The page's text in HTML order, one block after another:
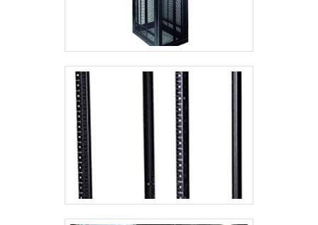
competentes e em equipamentos
inovadores. A Rack for Solution é uma
empresa que tem se destacado da
concorrência pela idoneidade em tudo
que faz, garantindo a melhor
experiência de todos os clientes.
se tenha guia de cabos vertical para
rack com eficiência. Ainda tratando-se
de guia de cabos vertical para rack, é
tenha produtos e serviços com ótima
qualidade e resistência, características
simples, mas que mostram o
comprometimento da empresa com
seus clientes.É por tudo isso que a
Rack for Solution é confiável no
segmento de comercialização de
produtos e acessórios de informática.
O objetivo é disponibilizar tudo que há